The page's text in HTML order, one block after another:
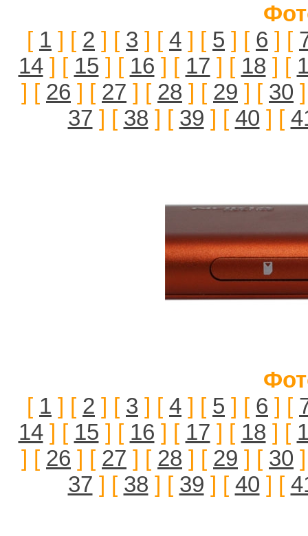
[ 1 ] [ 2 ] [ 3 ] [ 4 ] [ 5 ] [ 6 ] [
14] [ 15 ] [ 16 ] [ 17 ] [ 18 ] [
] [ 26 ] [ 27 ] [ 28 ] [ 29 ] [ 30
37 ] [ 38 ] [ 39 ] [ 40 ] [
[ 1 ] [ 2 ] [ 3 ] [ 4 ] [ 5 ] [ 6 ] [
14] [ 15 ] [ 16 ] [ 17 ] [ 18 ] [
] [ 26 ] [ 27 ] [ 28 ] [ 29 ] [ 30
37 ] [ 38 ] [ 39 ] [ 40 ] [